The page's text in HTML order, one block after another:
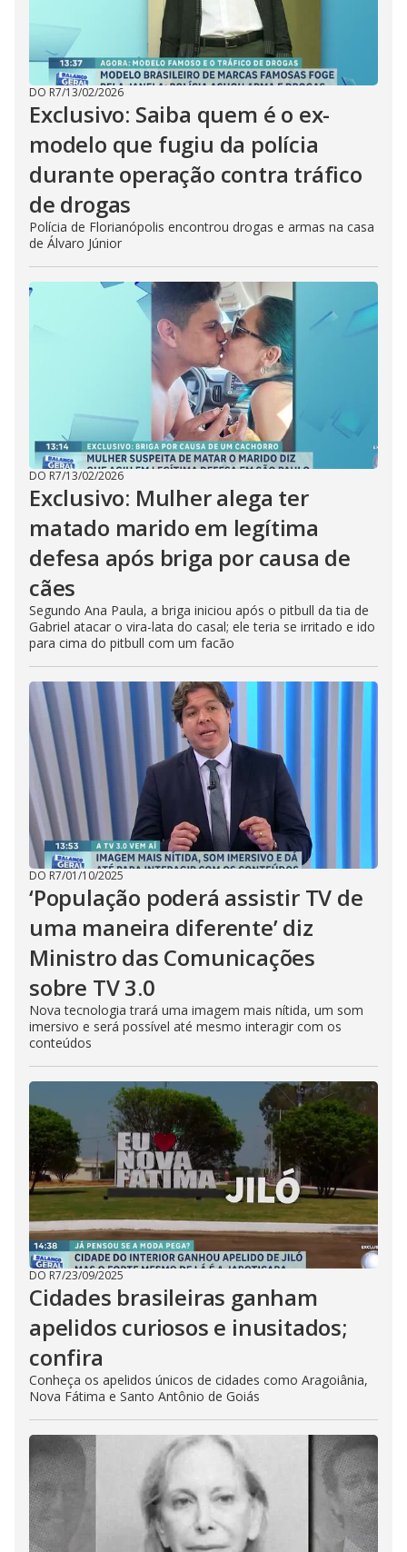
DO R7/13/02/2026
Exclusivo: Saiba quem é o ex-
modelo que fugiu da polícia
durante operação contra tráfico
de drogas
Polícia de Florianópolis encontrou drogas e armas na casa
de Álvaro Júnior
DO R7/13/02/2026
Exclusivo: Mulher alega ter
matado marido em legítima
defesa após briga por causa de
cães
Segundo Ana Paula, a briga iniciou após o pitbull da tia de
Gabriel atacar o vira-lata do casal; ele teria se irritado e ido
para cima do pitbull com um facão
DO R7/01/10/2025
‘População poderá assistir TV de
uma maneira diferente’ diz
Ministro das Comunicações
sobre TV 3.0
Nova tecnologia trará uma imagem mais nítida, um som
imersivo e será possível até mesmo interagir com os
conteúdos
DO R7/23/09/2025
Cidades brasileiras ganham
apelidos curiosos e inusitados;
confira
Conheça os apelidos únicos de cidades como Aragoiânia,
Nova Fátima e Santo Antônio de Goiás